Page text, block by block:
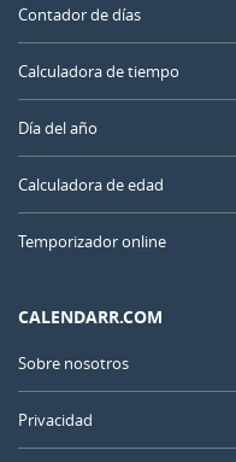
Contador de días
Calculadora de tiempo
Día del año
Calculadora de edad
Temporizador online
CALENDARR.COM
Sobre nosotros
Privacidad